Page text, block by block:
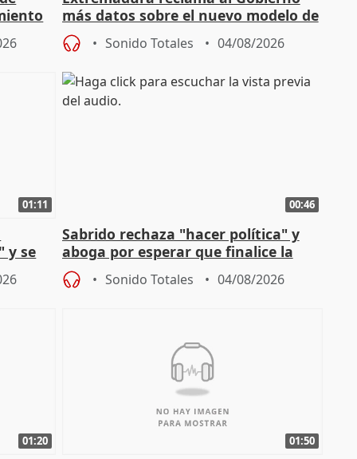
más datos sobre el nuevo modelo de
financiación
Sonido Totales 04/08/2026
01:11
y se
00:46
Sabrido rechaza "hacer política" y
aboga por esperar que finalice la
investigación del incendio
Sonido Totales 04/08/2026
01:20 01:50